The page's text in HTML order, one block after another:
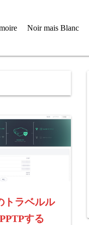
Noir mais Blanc
トラベルル
する